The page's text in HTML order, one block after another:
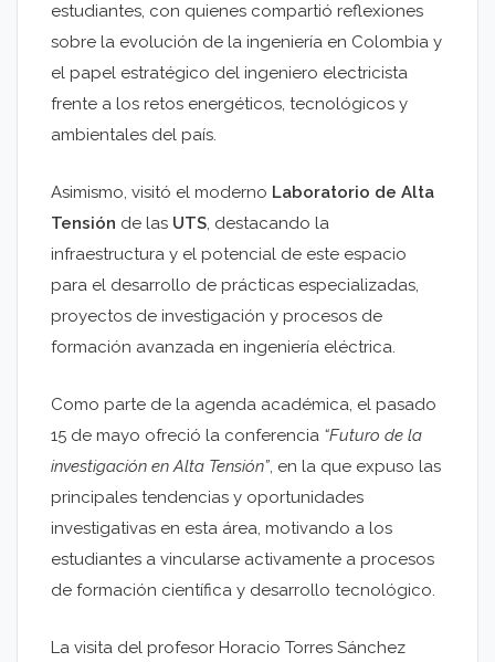
estudiantes, con quienes compartió reflexiones
sobre la evolución de la ingeniería en Colombia y
el papel estratégico del ingeniero electricista
frente a los retos energéticos, tecnológicos y
ambientales del país.
Asimismo, visitó el moderno Laboratorio de Alta
Tensión de las UTS, destacando la
infraestructura y el potencial de este espacio
para el desarrollo de prácticas especializadas,
proyectos de investigación y procesos de
formación avanzada en ingeniería eléctrica.
Como parte de la agenda académica, el pasado
15 de mayo ofreció la conferencia “Futuro de la
investigación en Alta Tensión”, en la que expuso las
principales tendencias y oportunidades
investigativas en esta área, motivando a los
estudiantes a vincularse activamente a procesos
de formación científica y desarrollo tecnológico.
La visita del profesor Horacio Torres Sánchez